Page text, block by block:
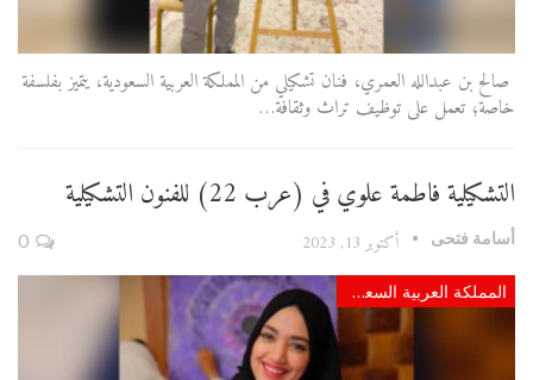
صالح بن عبدالله العمري، فنان تشكيلي من المملكة العربية السعودية، يتميز بفلسفة
خاصة؛ تعمل على توظيف تراث وثقافة…
التشكيلية فاطمة علوي في (عرب 22) للفنون التشكيلية
أسامة فتحى أكتوبر 13, 2023
المملكة العربية السعودية